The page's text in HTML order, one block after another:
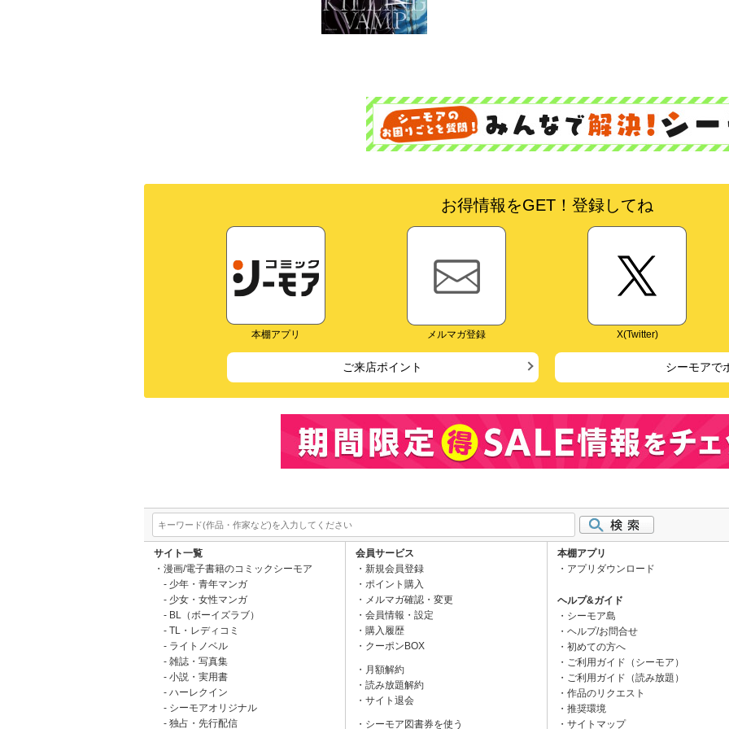
お得情報をGET！登録してね
本棚アプリ メルマガ登録 X(Twitter)
ご来店ポイント シーモアで
サイト一覧
漫画/電子書籍のコミックシーモア
少年・青年マンガ
少女・女性マンガ
BL（ボーイズラブ）
TL・レディコミ
ライトノベル
雑誌・写真集
小説・実用書
ハーレクイン
シーモアオリジナル
独占・先行配信
会員サービス
新規会員登録
ポイント購入
メルマガ確認・変更
会員情報・設定
購入履歴
クーポンBOX
月額解約
読み放題解約
サイト退会
シーモア図書券を使う
本棚アプリ
アプリダウンロード
ヘルプ&ガイド
シーモア島
ヘルプ/お問合せ
初めての方へ
ご利用ガイド（シーモア）
ご利用ガイド（読み放題）
作品のリクエスト
推奨環境
サイトマップ